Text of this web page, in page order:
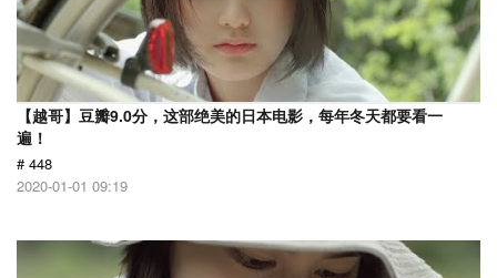
【越哥】豆瓣9.0分，这部绝美的日本电影，每年冬天都要看一
遍！
# 448
2020-01-01 09:19